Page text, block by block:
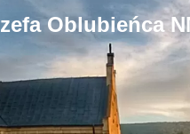
Oblubieńca